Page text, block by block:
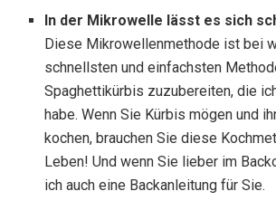
In der Mikrowelle lässt es sich
Diese Mikrowellenmethode ist bei
schnellsten und einfachsten
Spaghettikürbis zuzubereiten, die
habe. Wenn Sie Kürbis mögen und
kochen, brauchen Sie diese
Leben! Und wenn Sie lieber im
ich auch eine Backanleitung für Sie.